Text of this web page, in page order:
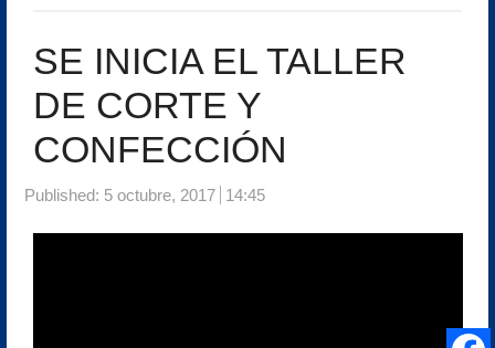
SE INICIA EL TALLER
DE CORTE Y
CONFECCIÓN
Published: 5 octubre, 2017 14:45